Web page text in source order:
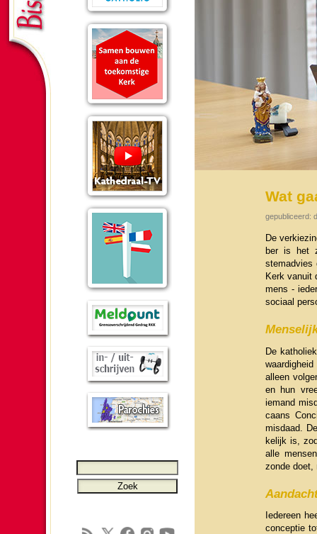
Wat
gepubliceerd:
De
ber is het
stemadvies
Kerk vanuit
mens -
sociaal
De
alleen
en hun
iemand
caans
mis­daad.
ke­lijk is,
alle
zonde doet,
Ieder­een
conceptie